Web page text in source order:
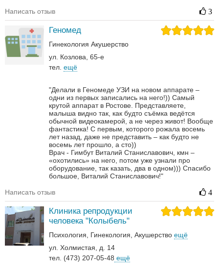
Написать отзыв 3
Геномед
Гинекология Акушерство
ул. Козлова, 65-е
тел. ещё
"Делали в Геномеде УЗИ на новом аппарате –
одни из первых записались на него!)) Самый
крутой аппарат в Ростове. Представляете,
малыша видно так, как будто съёмка ведётся
обычной видеокамерой, а не через живот! Вообще
фантастика! С первым, которого рожала восемь
лет назад, даже не представить – как будто не
восемь лет прошло, а сто))
Врач - Гимбут Виталий Станиславович, кмн –
«охотились» на него, потом уже узнали про
оборудование, так казать, два в одном))) Спасибо
большое, Виталий Станиславович!"
Написать отзыв 4
Клиника репродукции
человека "Колыбель"
Психология Гинекология Акушерство ещё
ул. Холмистая, д. 14
тел. (473) 207-05-48 ещё